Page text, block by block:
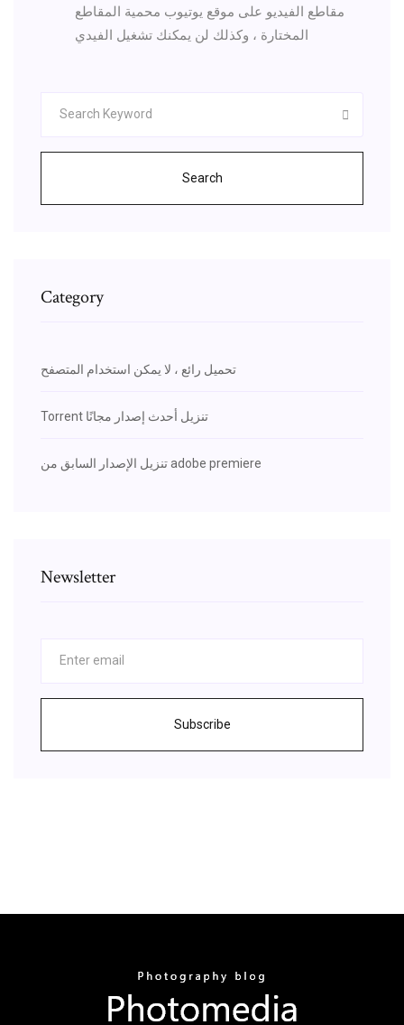
مقاطع الفيديو على موقع يوتيوب محمية المقاطع
المختارة ، وكذلك لن يمكنك تشغيل الفيدي
Search
Category
تحميل رائع ، لا يمكن استخدام المتصفح
Torrent تنزيل أحدث إصدار مجانًا
تنزيل الإصدار السابق من adobe premiere
Newsletter
Subscribe